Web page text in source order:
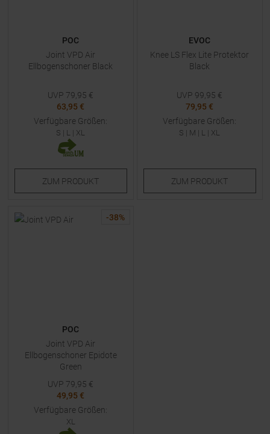
POC
Joint VPD Air
Ellbogenschoner Black
UVP 79,95 €
63,95 €
Verfügbare Größen:
S | L | XL
ZUM PRODUKT
EVOC
Knee LS Flex Lite Protektor
Black
UVP 99,95 €
79,95 €
Verfügbare Größen:
S | M | L | XL
ZUM PRODUKT
-38%
POC
Joint VPD Air
Ellbogenschoner Epidote
Green
UVP 79,95 €
49,95 €
Verfügbare Größen:
XL